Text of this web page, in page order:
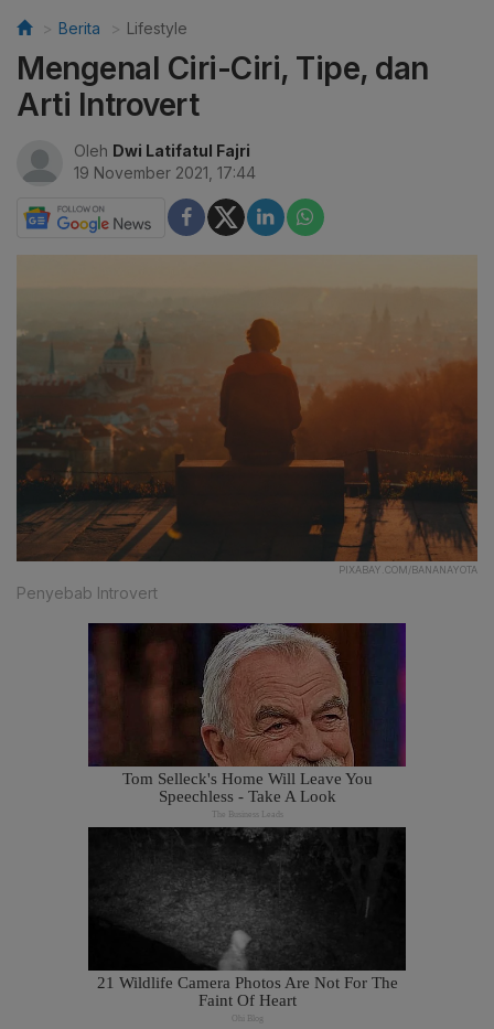
Berita Lifestyle
Mengenal Ciri-Ciri, Tipe, dan
Arti Introvert
Oleh Dwi Latifatul Fajri
19 November 2021, 17:44
PIXABAY.COM/BANANAYOTA
Penyebab Introvert